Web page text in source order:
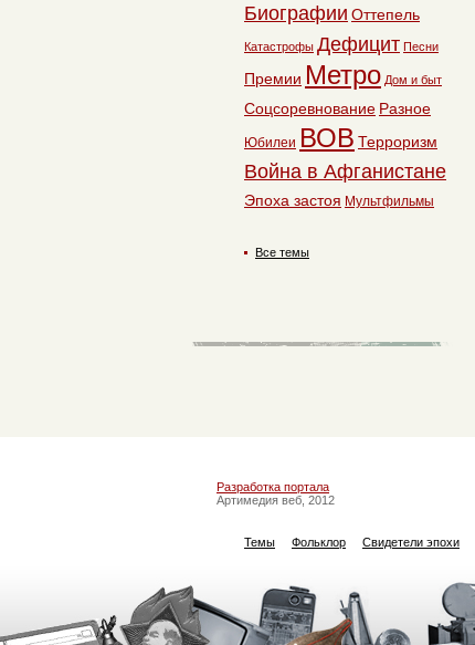
Биографии Оттепель
Катастрофы Дефицит Песни
Премии Метро Дом и быт
Соцсоревнование Разное
Юбилеи ВОВ Терроризм
Война в Афганистане
Эпоха застоя Мультфильмы
Все темы
Разработка портала
Артимедия веб, 2012
Темы Фольклор Свидетели эпохи